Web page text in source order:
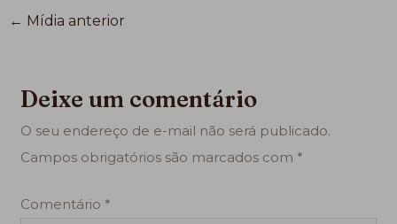
← Mídia anterior
Deixe um comentário
O seu endereço de e-mail não será publicado.
Campos obrigatórios são marcados com *
Comentário *